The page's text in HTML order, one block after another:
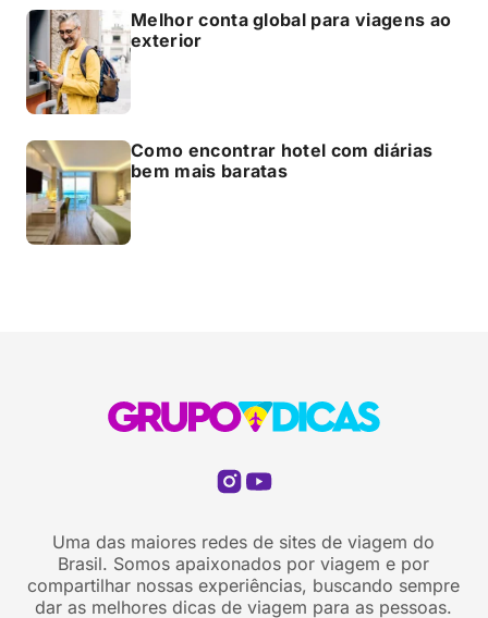
Melhor conta global para viagens ao
exterior
Como encontrar hotel com diárias
bem mais baratas
Uma das maiores redes de sites de viagem do
Brasil. Somos apaixonados por viagem e por
compartilhar nossas experiências, buscando sempre
dar as melhores dicas de viagem para as pessoas.